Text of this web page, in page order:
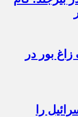
زاغ بور در
را